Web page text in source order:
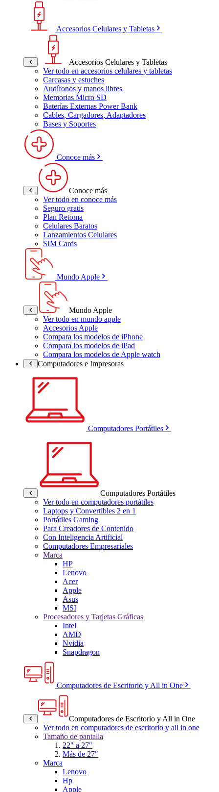
Accesorios Celulares y Tabletas
Accesorios Celulares y Tabletas
Ver todo en accesorios celulares y tabletas
Carcasas y estuches
Audífonos y manos libres
Memorias Micro SD
Baterías Externas Power Bank
Cables, Cargadores, Adaptadores
Bases y Soportes
Conoce más
Conoce más
Ver todo en conoce más
Seguro gratis
Plan Retoma
Celulares Baratos
Lanzamientos Celulares
SIM Cards
Mundo Apple
Mundo Apple
Ver todo en mundo apple
Accesorios Apple
Compara los modelos de iPhone
Compara los modelos de iPad
Compara los modelos de Apple watch
Computadores e Impresoras
Computadores Portátiles
Computadores Portátiles
Ver todo en computadores portátiles
Laptops y Convertibles 2 en 1
Portátiles Gaming
Para Creadores de Contenido
Con Inteligencia Artificial
Computadores Empresariales
Marca
HP
Lenovo
Acer
Apple
Asus
MSI
Procesadores y Tarjetas Gráficas
Intel
AMD
Nvidia
Snapdragon
Computadores de Escritorio y All in One
Computadores de Escritorio y All in One
Ver todo en computadores de escritorio y all in one
Tamaño de pantalla
22" a 27"
Más de 27"
Marca
Lenovo
Hp
Apple